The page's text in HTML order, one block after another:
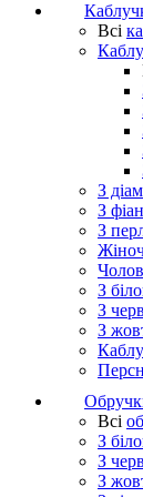
Всі
З
З
З
З
З
З
Всі
З
З
З